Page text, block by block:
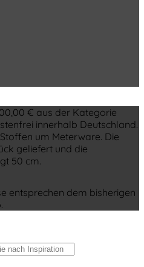
€ aus der Kategorie
innerhalb Deutschland.
um Meterware. Die
geliefert und die
50 cm.
entsprechen dem bisherigen